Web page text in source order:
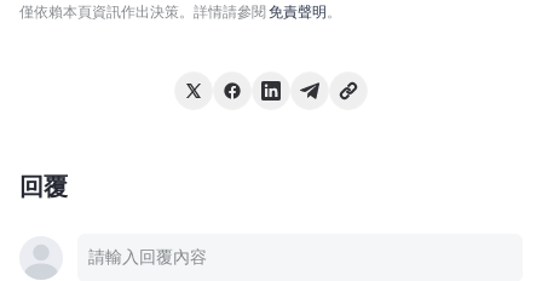
僅依賴本頁資訊作出決策。詳情請參閱免責聲明 。
回覆